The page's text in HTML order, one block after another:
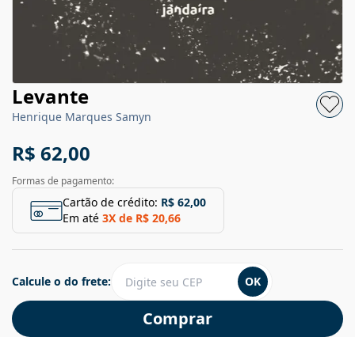
Levante
Henrique Marques Samyn
R$ 62,00
Formas de pagamento:
Cartão de crédito: R$ 62,00
Em até 3X de R$ 20,66
Comprar
Calcule o do frete: OK